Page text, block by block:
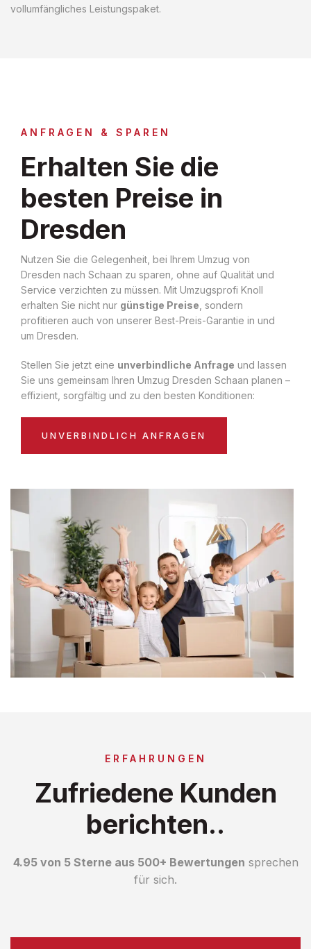
vollumfängliches Leistungspaket.
ANFRAGEN & SPAREN
Erhalten Sie die
besten Preise in
Dresden
Nutzen Sie die Gelegenheit, bei Ihrem Umzug von
Dresden nach Schaan zu sparen, ohne auf Qualität und
Service verzichten zu müssen. Mit Umzugsprofi Knoll
erhalten Sie nicht nur günstige Preise , sondern
profitieren auch von unserer Best-Preis-Garantie in und
um Dresden.
Stellen Sie jetzt eine unverbindliche Anfrage und lassen
Sie uns gemeinsam Ihren Umzug Dresden Schaan planen –
effizient, sorgfältig und zu den besten Konditionen:
UNVERBINDLICH ANFRAGEN
ERFAHRUNGEN
Zufriedene Kunden
berichten..
4.95 von 5 Sterne aus 500+ Bewertungen sprechen
für sich.